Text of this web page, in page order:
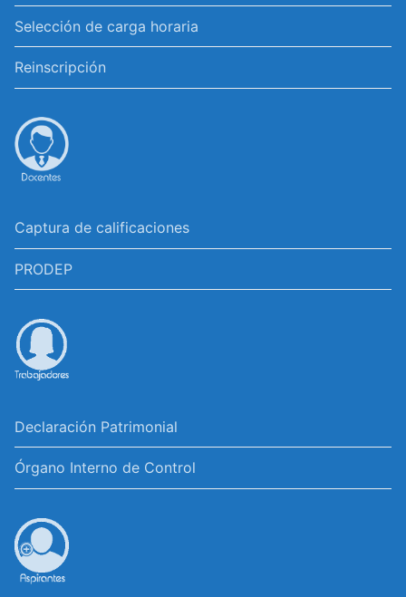
Selección de carga horaria
Reinscripción
Captura de calificaciones
PRODEP
Declaración Patrimonial
Órgano Interno de Control